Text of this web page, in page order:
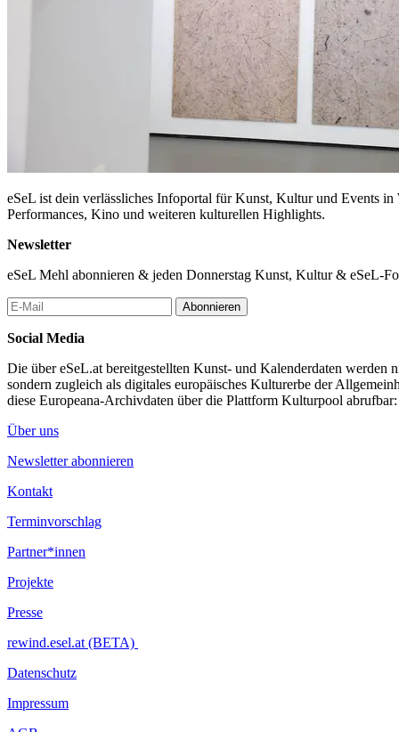
eSeL ist dein verlässliches Infoportal für Kunst, Kultur und Events
Performances, Kino und weiteren kulturellen Highlights.
Newsletter
eSeL Mehl abonnieren & jeden Donnerstag Kunst, Kultur & eSeL-
Abonnieren
Social Media
Die über eSeL.at bereitgestellten Kunst- und Kalenderdaten werden
sondern zugleich als digitales europäisches Kulturerbe der
diese Europeana-Archivdaten über die Plattform Kulturpool
Über uns
Newsletter abonnieren
Kontakt
Terminvorschlag
Partner*innen
Projekte
Presse
rewind.esel.at (BETA)
Datenschutz
Impressum